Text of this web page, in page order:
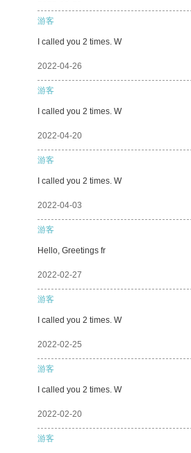
游客
I called you 2 times. W
2022-04-26
游客
I called you 2 times. W
2022-04-20
游客
I called you 2 times. W
2022-04-03
游客
Hello, Greetings fr
2022-02-27
游客
I called you 2 times. W
2022-02-25
游客
I called you 2 times. W
2022-02-20
游客